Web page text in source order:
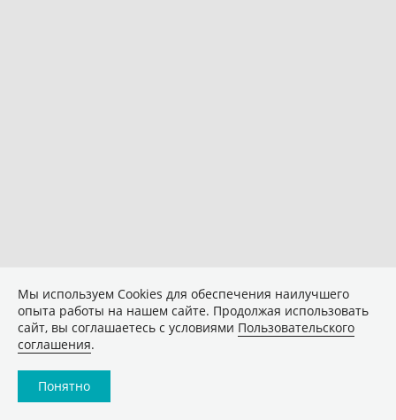
Мы используем Сookies для обеспечения наилучшего
опыта работы на нашем сайте. Продолжая использовать
сайт, вы соглашаетесь с условиями Пользовательского
соглашения.
Понятно